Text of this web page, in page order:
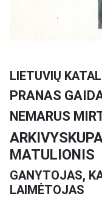
LIETUVIŲ
PRANAS
NEMARUS
MATULIONIS
GANYTOJAS,
LAIMĖTOJAS